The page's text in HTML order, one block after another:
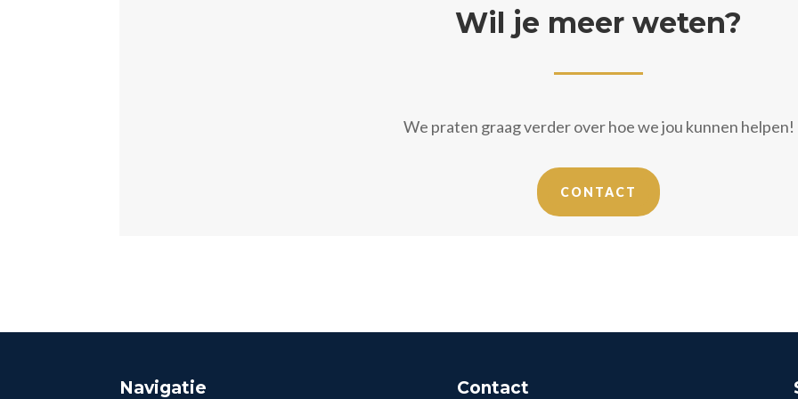
Wil je meer weten?
We praten graag verder over hoe we jou kunnen helpen!
CONTACT
Navigatie Contact